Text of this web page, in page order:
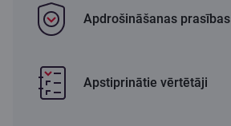
Apdrošināšanas prasības
Apstiprinātie vērtētāji